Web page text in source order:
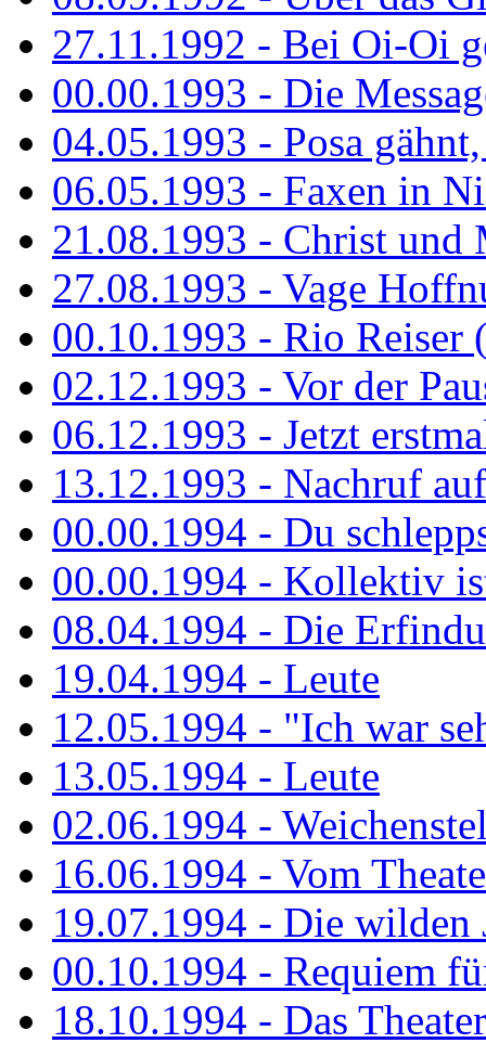
27.11.1992 - Bei Oi-Oi
00.00.1993 - Die
04.05.1993 - Posa
06.05.1993 - Faxen in
21.08.1993 - Christ und
27.08.1993 - Vage
00.10.1993 - Rio Reiser
02.12.1993 - Vor der
06.12.1993 - Jetzt
13.12.1993 - Nachruf
00.00.1994 - Du
00.00.1994 - Kollektiv
08.04.1994 - Die
19.04.1994 - Leute
12.05.1994 - "Ich war
13.05.1994 - Leute
02.06.1994 -
16.06.1994 - Vom
19.07.1994 - Die wilden
00.10.1994 - Requiem
18.10.1994 - Das